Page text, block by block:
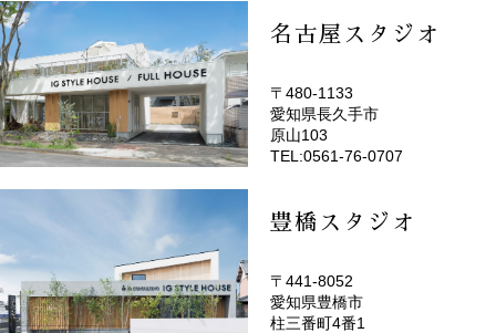
名古屋スタジオ
(EMOTOP名古屋)
〒480-1133
愛知県長久手市
原山103
TEL:0561-76-0707
豊橋スタジオ
(EMOTOP豊橋)
〒441-8052
愛知県豊橋市
柱三番町4番1